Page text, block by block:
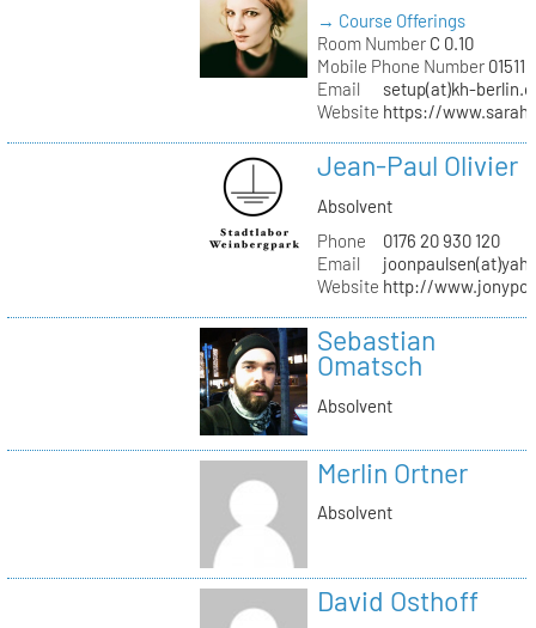
→ Course Offerings
Room NumberC 0.10
Mobile Phone Number01511
Email
setup(at)kh-
Website https://
Jean-Paul Olivier
Absolvent
Phone
0176 20 930 120
Email
Website http://
Sebastian
Omatsch
Absolvent
Merlin Ortner
Absolvent
David Osthoff